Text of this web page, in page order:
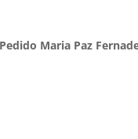
Pedido Maria Paz